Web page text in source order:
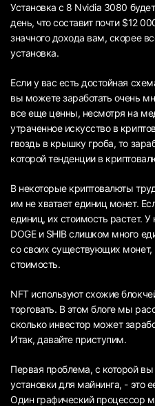
Установка с 8 Nvidia 3080
день, что составит почти $12
значного дохода вам, скорее
установка.
Если у вас есть достойная
вы можете заработать очень
все еще ценны, несмотря на
утраченное искусство в
гвоздь в крышку гроба, то
которой тенденции в
В некоторые криптовалюты
им не хватает единиц монет.
единиц, их стоимость растет.
DOGE и SHIB слишком много
со своих существующих монет,
стоимость.
NFT используют схожие
торговать. В этом блоге мы
сколько инвестор может
Итак, давайте приступим.
Первая проблема, с которой вы
установки для майнинга, - это
Один графический процессор